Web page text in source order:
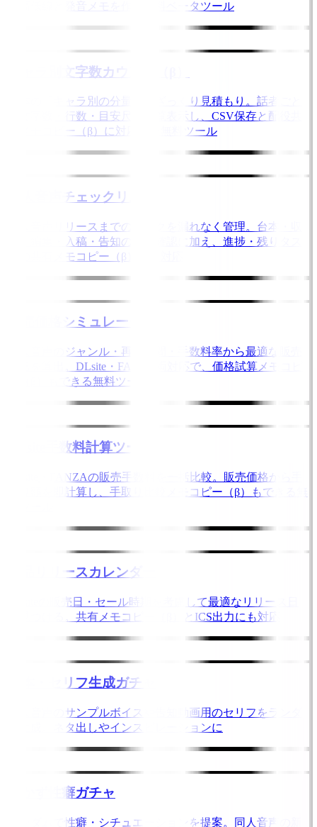
の高低線と発音メモを作る無料ベータツール
キャラ別文字数カウント（β）
台本の「キャラ別の分量」をざっくり見積もり。話者ごと
の文字数・行数・目安尺を一覧表示し、CSV保存と配役共
有メモコピー（β）に対応した無料ツール
同人音声チェックリスト
同人音声リリースまでのタスクを漏れなく管理。台本・収
録・編集・入稿・告知の進捗確認に加え、進捗・残りタス
クの共有メモコピー（β）にも対応
販売価格シミュレーター
同人音声のジャンル・再生時間・手数料率から最適な販売
価格を算出。DLsite・FANZA両対応で、価格試算メモコピ
ー（β）もできる無料ツール
DLsite手数料計算ツール
DLsite・FANZAの販売手数料を一括比較。販売価格から手
取り額を即計算し、手取り比較メモコピー（β）もできる無
作品リリースカレンダー
DLsiteの販売日・セール時期を考慮して最適なリリース日
を見つける。共有メモコピー（β）とICS出力にも対応
台本・セリフ生成ガチャ
同人音声のサンプルボイスや告知動画用のセリフをランダ
ム生成。ネタ出しやインスピレーションに
おかず性癖ガチャ
ランダムで性癖・シチュエーションを提案。同人音声の新